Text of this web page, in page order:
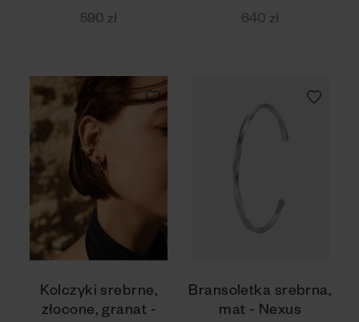
590 zł 640 zł
Kolczyki srebrne,
złocone, granat -
Bransoletka srebrna,
mat - Nexus